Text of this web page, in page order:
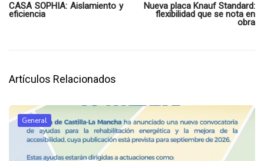
CASA SOPHIA: Aislamiento y
eficiencia
Nueva placa Knauf Standard:
flexibilidad que se nota en
obra
Artículos Relacionados
General